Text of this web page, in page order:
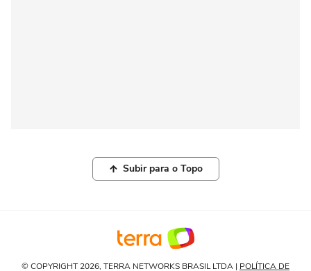
Subir para o Topo
© COPYRIGHT 2026, TERRA NETWORKS BRASIL LTDA | POLÍTICA DE